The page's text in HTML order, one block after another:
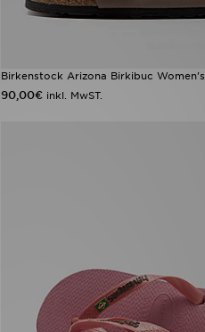
Birkenstock Arizona Birkibuc Women's
90,00€ inkl. MwST.